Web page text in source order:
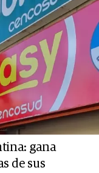
gana
de sus